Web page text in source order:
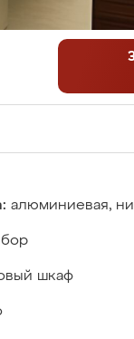
алюминиевая,
шкаф